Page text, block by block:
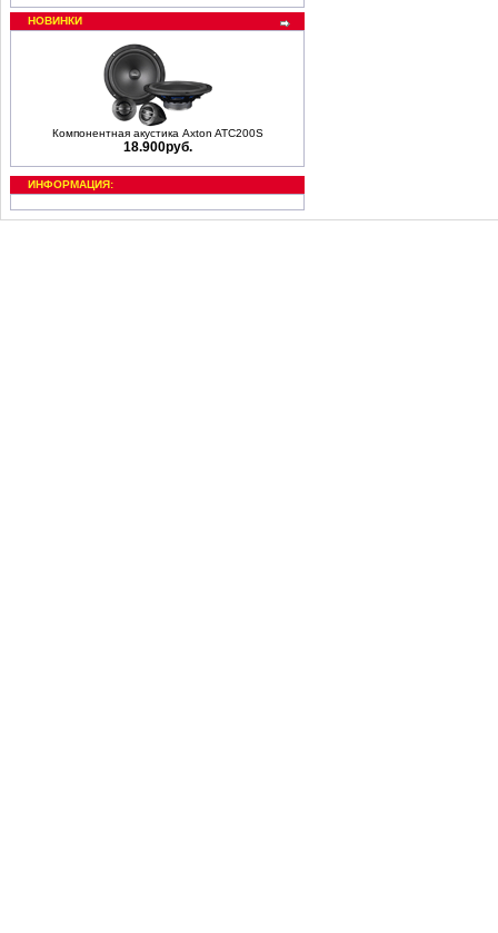
НОВИНКИ
Компонентная акустика Axton ATC200S
18.900руб.
ИНФОРМАЦИЯ: